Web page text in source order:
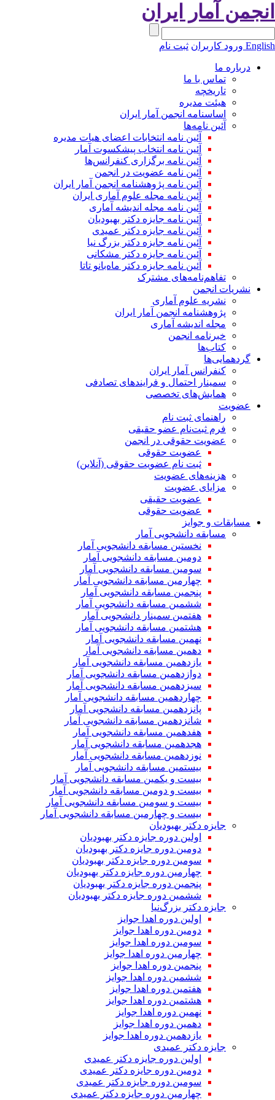
آمار ایران
ورود کاربران ثبت نام
درباره ما
تماس با ما
تاریخچه
هیئت مدیره
اساسنامه انجمن آمار ایران
آئین نامه‌ها
آئین نامه انتخابات اعضای هیات مدیره
آئین نامه انتخاب پیشکسوت آمار
آئین نامه برگزاری کنفرانس‌ها
آئین نامه عضویت در انجمن
آئین نامه پژوهشنامه انجمن آمار ایران
آئین نامه مجله علوم آماری ایران
آئین نامه مجله اندیشه آماری
آئین‌ نامه جایزه دکتر بهبودیان
آئین نامه جایزه دکتر عمیدی
آئین نامه جایزه دکتر بزرگ نیا
آئین نامه جایزه دکتر مشکانی
آئین نامه جایزه دکتر ماه‌بانو تاتا
تفاهم‌نامه‌های مشترک
نشریات انجمن
نشریه علوم آماری
پژوهشنامه انجمن آمار ایران
مجله اندیشه آماری
خبرنامه انجمن
کتاب‌ها
گردهمایی‌ها
کنفرانس آمار ایران
سمینار احتمال و فرایندهای تصادفی
همایش‌های تخصصی
عضویت
راهنمای ثبت نام
فرم ثبت‌نام عضو حقیقی
عضویت حقوقی در انجمن
عضویت حقوقی
ثبت نام عضویت حقوقی (آنلاین)
هزینه‌های عضویت
مزایای عضویت
عضویت حقیقی
عضویت حقوقی
مسابقات و جوایز
مسابقه دانشجویی آمار
نخستین مسابقه دانشجویی آمار
دومین مسابقه دانشجویی آمار
سومین مسابقه دانشجویی آمار
چهارمین مسابقه دانشجویی آمار
پنجمین مسابقه دانشجویی آمار
ششمین مسابقه دانشجویی آمار
هفتمین سمینار دانشجویی آمار
هشتمین مسابقه دانشجویی آمار
نهمین مسابقه دانشجویی آمار
دهمین مسابقه دانشجویی آمار
یازدهمین مسابقه دانشجویی آمار
دوازدهمین مسابقه دانشجویی آمار
سیزدهمین مسابقه دانشجویی آمار
چهاردهمین مسابقه دانشجویی آمار
پانزدهمین مسابقه دانشجویی آمار
شانزدهمین مسابقه دانشجویی آمار
هفدهمین مسابقه دانشجویی آمار
هجدهمین مسابقه دانشجویی آمار
نوزدهمین مسابقه دانشجویی آمار
بیستمین مسابقه دانشجویی آمار
بیست و یکمین مسابقه دانشجویی آمار
بیست و دومین مسابقه دانشجویی آمار
بیست و سومین مسابقه دانشجویی آمار
بیست و چهارمین مسابقه دانشجویی آمار
جایزه دکتر بهبودیان
اولین دوره جایزه دکتر بهبودیان
دومین دوره جایزه دکتر بهبودیان
سومین دوره جایزه دکتر بهبودیان
چهارمین دوره جایزه دکتر بهبودیان
پنجمین دوره جایزه دکتر بهبودیان
ششمین دوره جایزه دکتر بهبودیان
جایزه دکتر بزرگ‌نیا
اولین دوره اهدا جوایز
دومین دوره اهدا جوایز
سومین دوره اهدا جوایز
چهارمین دوره اهدا جوایز
پنجمین دوره اهدا جوایز
ششمین دوره اهدا جوایز
هفتمین دوره اهدا جوایز
هشتمین دوره اهدا جوایز
نهمین دوره اهدا جوایز
دهمین دوره اهدا جوایز
یازدهمین دوره اهدا جوایز
جایزه دکتر عمیدی
اولین دوره جایزه دکتر عمیدی
دومین دوره جایزه دکتر عمیدی
سومین دوره جایزه دکتر عمیدی
چهارمین دوره جایزه دکتر عمیدی